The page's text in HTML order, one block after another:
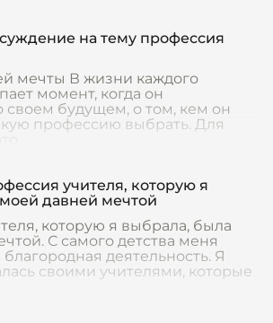
на тему профессия
мечты В жизни каждого
момент, когда он
своем будущем, о том, кем он
профессию выбрать. Для
учителя, которую я
давней мечтой
которую я выбрала, была
С самого детства меня
деятельность. Я
своими учителями, которые